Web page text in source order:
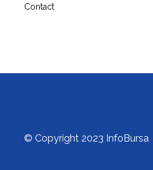
Contact
© Copyright 2023 InfoBursa